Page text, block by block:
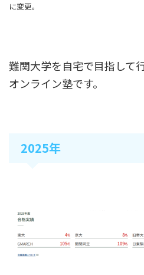
に変更。
難関大学を自宅で目指して
オンライン塾です。
2025年